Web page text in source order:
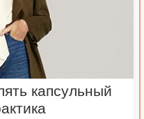
капсульный